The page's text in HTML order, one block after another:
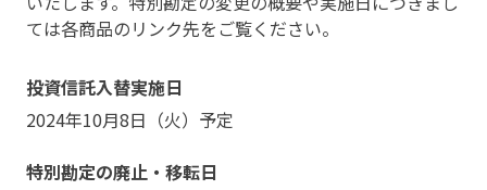
ては各商品のリンク先をご覧ください。
投資信託入替実施日
2024年10月8日（火）予定
特別勘定の廃止・移転日